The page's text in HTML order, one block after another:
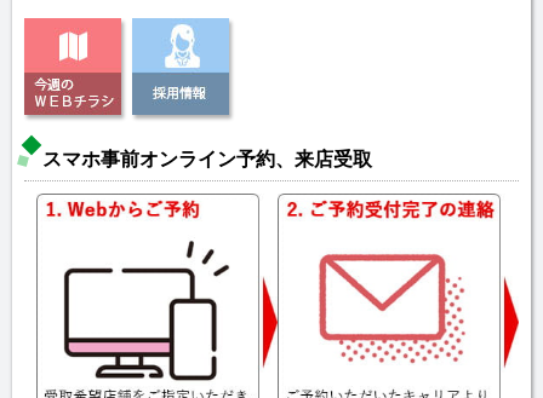
スマホ事前オンライン予約、来店受取